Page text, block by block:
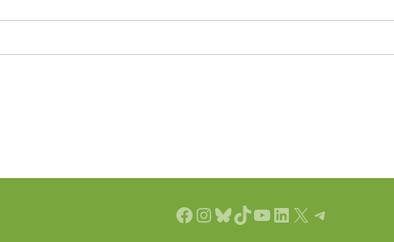
Facebook
Instagram
Bluesky
TikTok
YouTube
LinkedIn
X Telegram